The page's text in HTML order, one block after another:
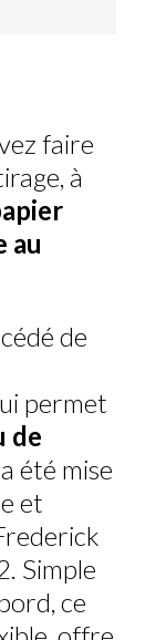
faire
à
au
de
permet
de
été mise
et
Simple
ce